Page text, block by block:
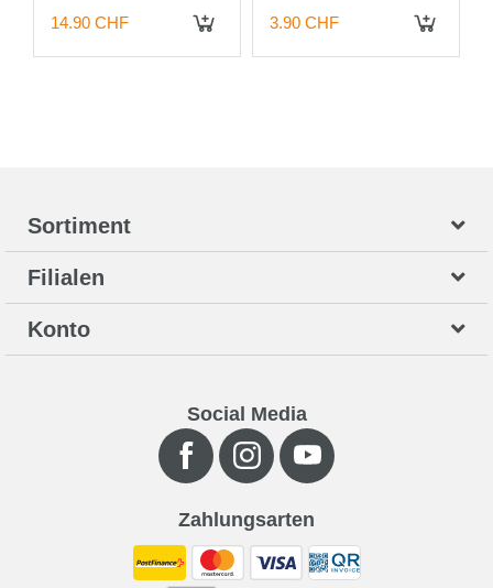
14.90 CHF
3.90 CHF
Sortiment
Filialen
Konto
Social Media
Zahlungsarten